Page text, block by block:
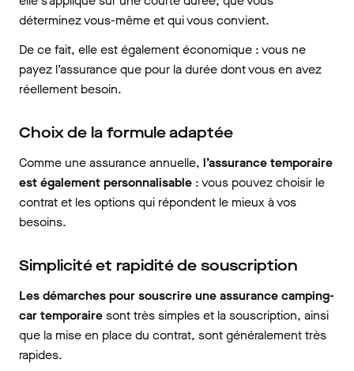
déterminez vous-même et qui vous convient.
De ce fait, elle est également économique : vous ne
payez l’assurance que pour la durée dont vous en avez
réellement besoin.
Choix de la formule adaptée
Comme une assurance annuelle, l’assurance temporaire
est également personnalisable : vous pouvez choisir le
contrat et les options qui répondent le mieux à vos
besoins.
Simplicité et rapidité de souscription
Les démarches pour souscrire une assurance camping-
car temporairesont très simples et la souscription, ainsi
que la mise en place du contrat, sont généralement très
rapides.